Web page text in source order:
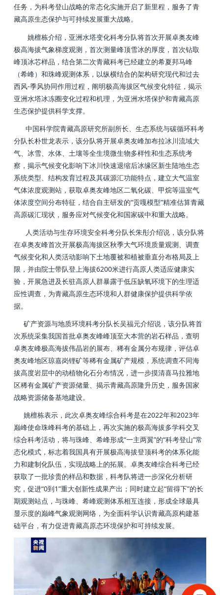
任务，为科考登山战略的常态化实施开启了新里程，服务了青
藏高原生态保护与可持续发展重大战略。
姚檀栋介绍，亚洲水塔变化科考分队将首次开展卓奥友峰
极高海拔气象梯度观测，首次测量峰顶雪冰的厚度，首次钻取
峰顶冰芯样品，结合第二次青藏科考已经建立的希夏邦马峰
（希峰）和珠峰观测体系，以纵横结合的架构研究现代和过去
西风-季风协同作用过程，阐明极高海拔区气候变化特征，揭示
亚洲水塔冰冻圈变化过程和机理，为亚洲水塔保护和青藏高原
生态保护提供科学支撑。
中国科学院青藏高原研究所副所长、生态系统与碳循环科考
分队长朴世龙表示，该分队将开展卓奥友峰加布拉冰川流域大
气、冰雪、水体、土壤等全生境微生物多样性和生态系统考
察，揭示气候变化影响下冰川快速退缩后冰缘区新生陆地生态
系统类型、结构发育过程及其碳源汇功能特点，建立大气温室
气体浓度观测站，获取卓奥友峰地区二氧化碳、甲烷等温室气
体浓度空间分布特征，结合自主研发的“贡嘎模型”精准估算青藏
高原碳汇现状，服务应对气候变化和国家碳中和重大战略。
人类活动与生存环境安全科考分队长朱彤介绍说，该分队将
在卓奥友峰首次开展极高海拔区秋季大气环境质量观测、调查
气候变化和人类活动影响下土地覆被和植被垂直分布格局及上
限，并由院士带队登上海拔6200米进行高原人类适应健康实
验，开展急进及长驻高原人群暴露于低压缺氧环境下的生理适
应性调查，为青藏高原生态环境和人群健康保护提供科学依
据。
矿产资源与地质环境科考分队长吴福元介绍说，该分队将首
次系统采集我国首批卓奥友峰峰顶至大本营的岩石样品，查明
卓奥友峰极高海拔伟晶岩的展布、稀有金属分布规律，评估卓
奥友峰地区琼嘉岗锂矿等稀有金属矿产规模，系统调查不同海
拔高度岩层中的动植物化石分布情况，进一步摸清喜马拉雅地
区稀有金属矿产资源储量、揭示青藏高原隆升历史，服务国家
战略资源储备基地建设。
姚檀栋表示，此次卓奥友峰综合科考是在2022年和2023年
巅峰使命珠峰科考的基础上，再次实施的极高海拔多学科交叉
综合科考活动，将与珠峰、希峰形成“一主两翼”的“科考登山”常
态化模式，标志着我国具有开展极高海拔登顶科考的体系化能
力和建制化队伍，实现战略上的拓展。卓奥友峰综合科考已经
获取了一批珍贵的样品和数据，科考队将进一步深化分析研
究，促进“0到1”重大创新性成果产出；同时建立起“留得下”的长
期观测站点，与珠峰、希峰观测体系相互连接，形成全球最具
显示度的巅峰气象观测网络，为全面科学认识青藏高原构建基
础平台，有力促进青藏高原态环境保护和可持续发展。